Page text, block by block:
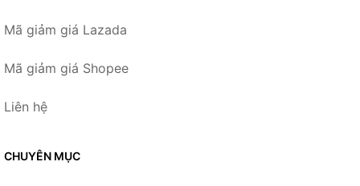
Mã giảm giá Lazada
Mã giảm giá Shopee
Liên hệ
CHUYÊN MỤC